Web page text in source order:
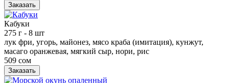
Заказать
Кабуки
275 г - 8 шт
лук фри, угорь, майонез, мясо краба (имитация), кунжут,
масаго оранжевая, мягкий сыр, нори, рис
509 сом
Заказать